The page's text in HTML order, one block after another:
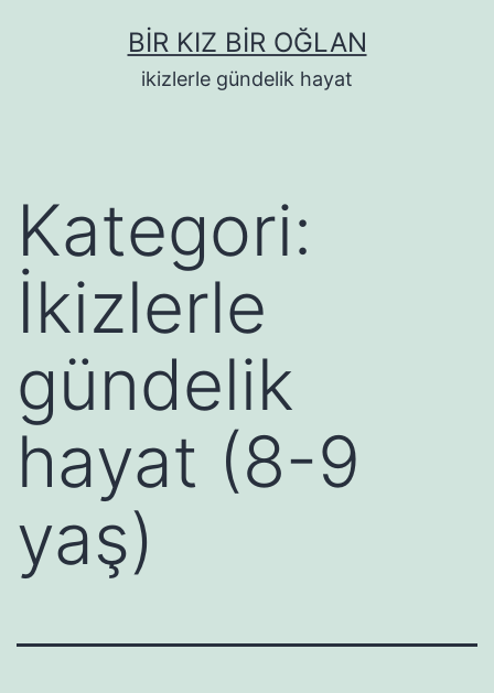
BIR KIZ BIR OĞLAN
ikizlerle gündelik hayat
Kategori:
İkizlerle
gündelik
hayat (8-9
yaş)